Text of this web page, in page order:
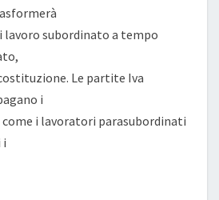
lavoro subordinato a tempo
Le partite Iva
i
i lavoratori parasubordinati
i